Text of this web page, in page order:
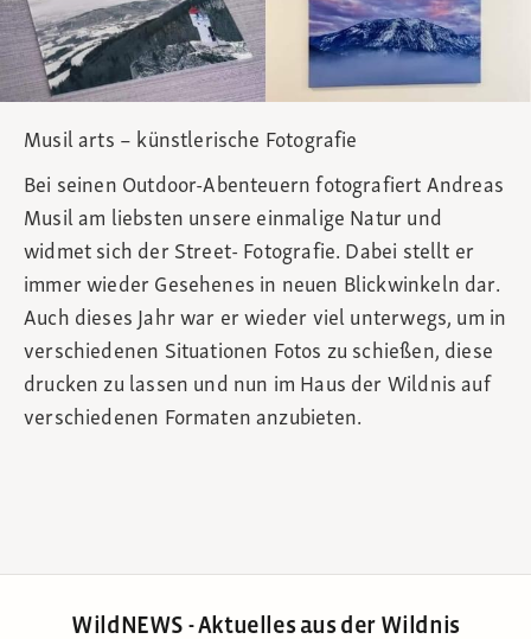
Musil arts – künstlerische Fotografie
Bei seinen Outdoor-Abenteuern fotografiert Andreas
Musil am liebsten unsere einmalige Natur und
widmet sich der Street- Fotografie. Dabei stellt er
immer wieder Gesehenes in neuen Blickwinkeln dar.
Auch dieses Jahr war er wieder viel unterwegs, um in
verschiedenen Situationen Fotos zu schießen, diese
drucken zu lassen und nun im Haus der Wildnis auf
verschiedenen Formaten anzubieten.
WildNEWS - Aktuelles aus der Wildnis